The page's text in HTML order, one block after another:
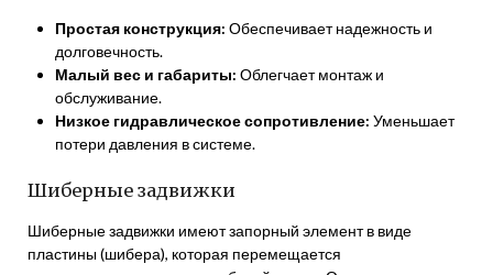
Простая конструкция: Обеспечивает надежность и
долговечность.
Малый вес и габариты: Облегчает монтаж и
обслуживание.
Низкое гидравлическое сопротивление: Уменьшает
потери давления в системе.
Шиберные задвижки
Шиберные задвижки имеют запорный элемент в виде
пластины (шибера), которая перемещается